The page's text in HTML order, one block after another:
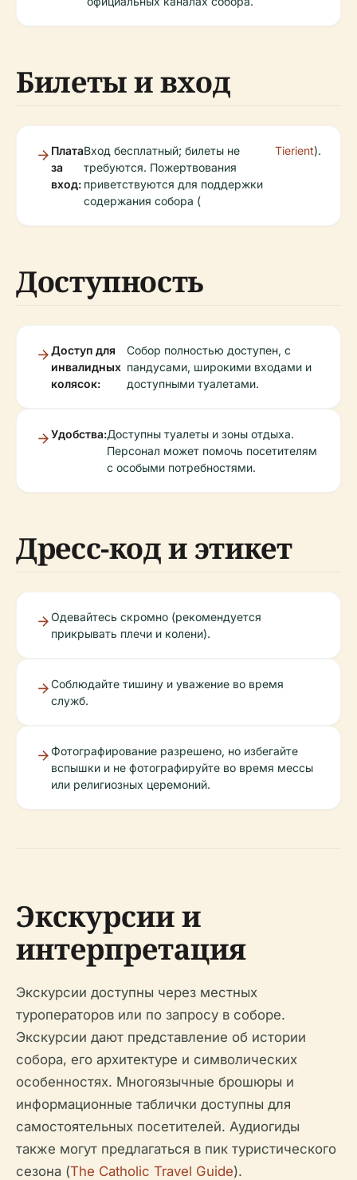
Билеты и вход
Плата
за
вход:
Вход бесплатный; билеты не
требуются. Пожертвования
приветствуются для поддержки
содержания собора (
Tierient).
Доступность
Доступ для
инвалидных
колясок:
Собор полностью доступен, с
пандусами, широкими входами и
доступными туалетами.
Удобства:Доступны туалеты и зоны отдыха.
Персонал может помочь посетителям
с особыми потребностями.
Дресс-код и этикет
Одевайтесь скромно (рекомендуется
прикрывать плечи и колени).
Соблюдайте тишину и уважение во время
служб.
Фотографирование разрешено, но избегайте
вспышки и не фотографируйте во время мессы
или религиозных церемоний.
Экскурсии и
интерпретация
Экскурсии доступны через местных
туроператоров или по запросу в соборе.
Экскурсии дают представление об истории
собора, его архитектуре и символических
особенностях. Многоязычные брошюры и
информационные таблички доступны для
самостоятельных посетителей. Аудиогиды
также могут предлагаться в пик туристического
сезона (The Catholic Travel Guide).